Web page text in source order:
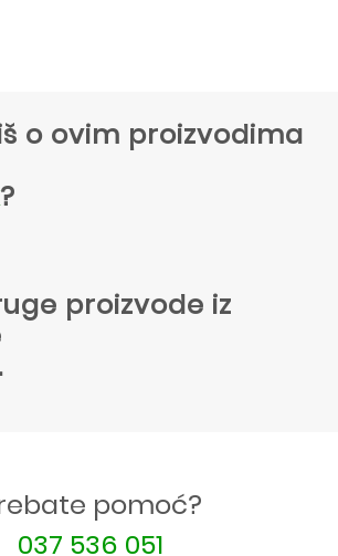
o ovim proizvodima
?
proizvode iz
.
pomoć?
037 536 051